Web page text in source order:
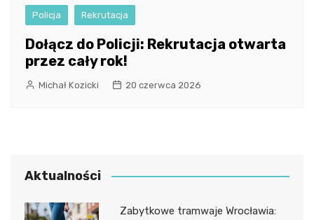
Policja Rekrutacja
Dołącz do Policji: Rekrutacja otwarta
przez cały rok!
Michał Kozicki 20 czerwca 2026
Aktualności
Zabytkowe tramwaje Wrocławia: